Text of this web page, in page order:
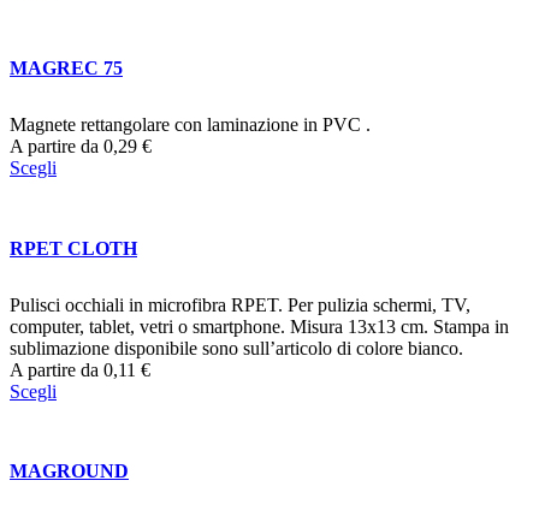
MAGREC 75
Magnete rettangolare con laminazione in PVC .
A partire da 0,29 €
Scegli
RPET CLOTH
Pulisci occhiali in microfibra RPET. Per pulizia schermi, TV,
computer, tablet, vetri o smartphone. Misura 13x13 cm. Stampa in
sublimazione disponibile sono sull’articolo di colore bianco.
A partire da 0,11 €
Scegli
MAGROUND